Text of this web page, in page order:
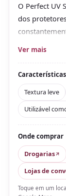
O Perfect UV
dos
Por ser em gel,
deixa efeito
confortável
uma viagem
ao ar livre, e
ANESSA
durante os
Funciona
um sabonete
ponto a
Ver mais
Características
Textura leve
Utilizável
Onde comprar
Drogarias
Lojas de
Toque em um